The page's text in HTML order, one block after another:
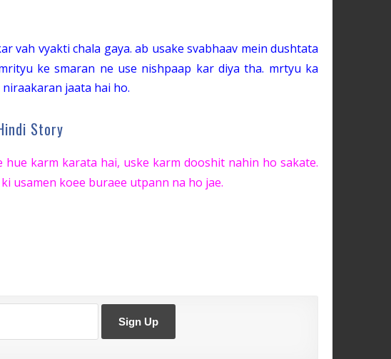
vah vyakti chala gaya. ab usake svabhaav mein dushtata
ke smaran ne use nishpaap kar diya tha. mrtyu ka
jaata hai ho.
Story
karm karata hai, uske karm dooshit nahin ho sakate.
usamen koee buraee utpann na ho jae.